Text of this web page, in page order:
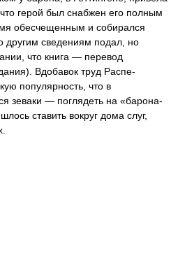
герой был снабжен его полным
обесчещенным и собирался
другим сведениям подал, но
что книга — перевод
Вдобавок труд Распе-
популярность, что в
зеваки — поглядеть на «барона-
ставить вокруг дома слуг,